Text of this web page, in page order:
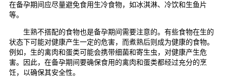
在备孕期间应尽量避免食用生冷食物，如冰淇淋、冷饮和生鱼片
等。
生熟不搭配的食物也是备孕期间需要注意的。有些食物在生的
状态下可能对健康产生一定的危害，而煮熟后则成为健康的食物。
例如，生的禽肉和蛋类可能会携带细菌和寄生虫，对健康产生危
害。因此，在备孕期间要确保食用的禽肉和蛋类都经过充分的烹
饪，以确保其安全性。